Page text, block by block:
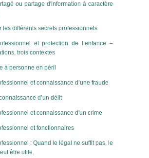
ou partage d'information à caractère
les différents secrets professionnels
et protection de l’enfance –
trois contextes
à personne en péril
et connaissance d’une fraude
d’un délit
et connaissance d'un crime
et fonctionnaires
: Quand le légal ne suffit pas, le
être utile.